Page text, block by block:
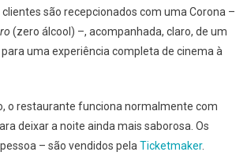
são recepcionados com uma Corona –
(zero álcool) –, acompanhada, claro, de um
uma experiência completa de cinema à
o restaurante funciona normalmente com
deixar a noite ainda mais saborosa. Os
– são vendidos pelaTicketmaker.